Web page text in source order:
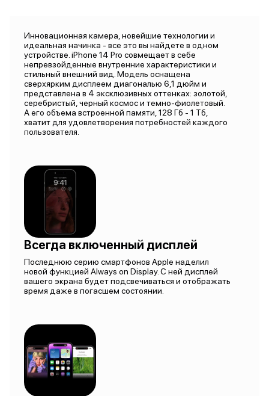
Инновационная камера, новейшие технологии и
идеальная начинка - все это вы найдете в одном
устройстве. iPhone 14 Pro совмещает в себе
непревзойденные внутренние характеристики и
стильный внешний вид. Модель оснащена
сверхярким дисплеем диагональю 6,1 дюйм и
представлена в 4 эксклюзивных оттенках: золотой,
серебристый, черный космос и темно-фиолетовый.
А его объема встроенной памяти, 128 Гб - 1 Тб,
хватит для удовлетворения потребностей каждого
пользователя.
Всегда включенный дисплей
Последнюю серию смартфонов Apple наделил
новой функцией Always on Display. С ней дисплей
вашего экрана будет подсвечиваться и отображать
время даже в погасшем состоянии.